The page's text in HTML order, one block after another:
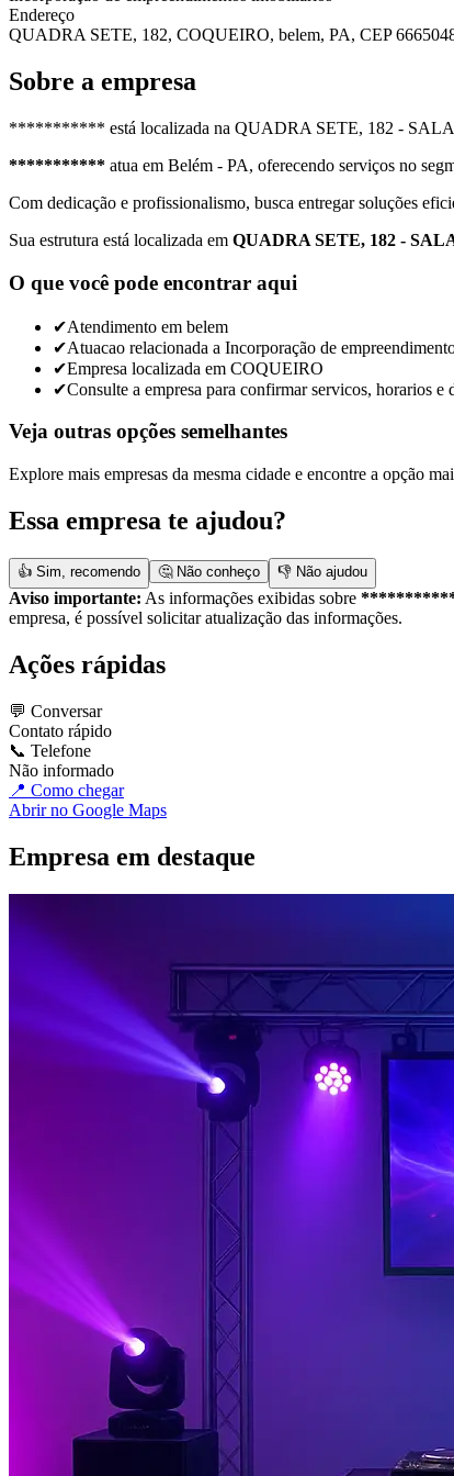
Endereço
QUADRA SETE, 182, COQUEIRO, belem, PA, CEP
Sobre a empresa
*********** está localizada na QUADRA SETE, 182 - SALA
*********** atua em Belém - PA, oferecendo serviços no
Com dedicação e profissionalismo, busca entregar soluções
Sua estrutura está localizada em QUADRA SETE, 182 -
O que você pode encontrar aqui
✔Atendimento em belem
✔Atuacao relacionada a Incorporação de
✔Empresa localizada em COQUEIRO
✔Consulte a empresa para confirmar servicos, horarios e
Veja outras opções semelhantes
Explore mais empresas da mesma cidade e encontre a opção
Essa empresa te ajudou?
👍 Sim, recomendo 🤔 Não conheço 👎 Não ajudou
Aviso importante: As informações exibidas sobre
empresa, é possível solicitar atualização das informações.
Ações rápidas
💬 Conversar
Contato rápido
📞 Telefone
Não informado
📍 Como chegar
Abrir no Google Maps
Empresa em destaque